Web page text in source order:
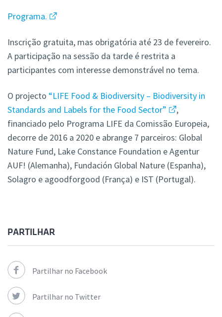
Programa.
Inscrição gratuita, mas obrigatória até 23 de fevereiro.
A participação na sessão da tarde é restrita a
participantes com interesse demonstrável no tema.
O projecto “LIFE Food & Biodiversity – Biodiversity in
Standards and Labels for the Food Sector”
,
financiado pelo Programa LIFE da Comissão Europeia,
decorre de 2016 a 2020 e abrange 7 parceiros: Global
Nature Fund, Lake Constance Foundation e Agentur
AUF! (Alemanha), Fundación Global Nature (Espanha),
Solagro e agoodforgood (França) e IST (Portugal).
PARTILHAR
Partilhar no Facebook
Partilhar no Twitter